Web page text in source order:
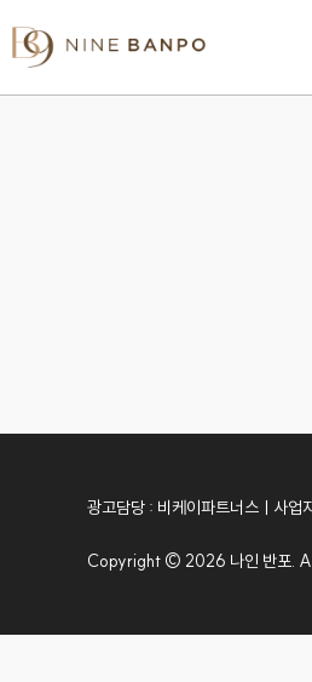
광고담당 : 비케이파트너스ㅣ사
Copyright © 2026 나인 반포.